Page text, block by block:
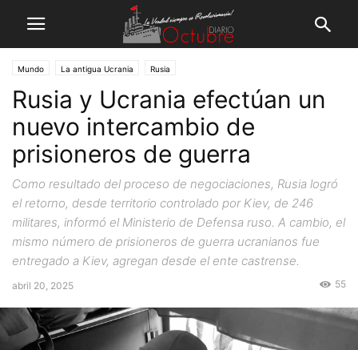
Mundo La antigua Ucrania Rusia
Rusia y Ucrania efectúan un
nuevo intercambio de
prisioneros de guerra
Como resultado del proceso de negociaciones, Rusia logró
el retorno, desde territorio controlado por Kiev, de 246
militares, informó el Ministerio de Defensa ruso. A cambio, el
mismo número de prisioneros de guerra ucranianos fue
entregado a Kiev, agregan desde el ente castrense.
abril 20, 2025 55